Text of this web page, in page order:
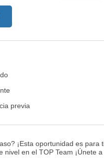
previa
¡Esta oportunidad es para
nivel en el TOP Team ¡Únete